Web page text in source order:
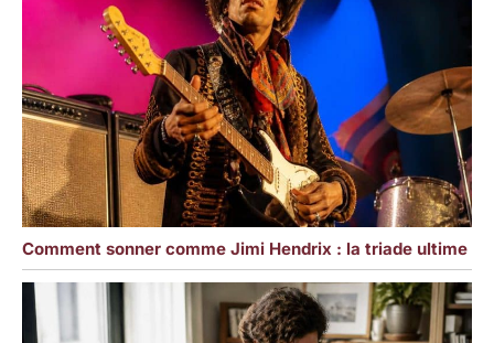
Comment sonner comme Jimi Hendrix : la triade ultime